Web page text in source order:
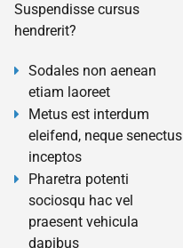
Suspendisse cursus
hendrerit?
Sodales non aenean
etiam laoreet
Metus est interdum
eleifend, neque senectus
inceptos
Pharetra potenti
sociosqu hac vel
praesent vehicula
dapibus